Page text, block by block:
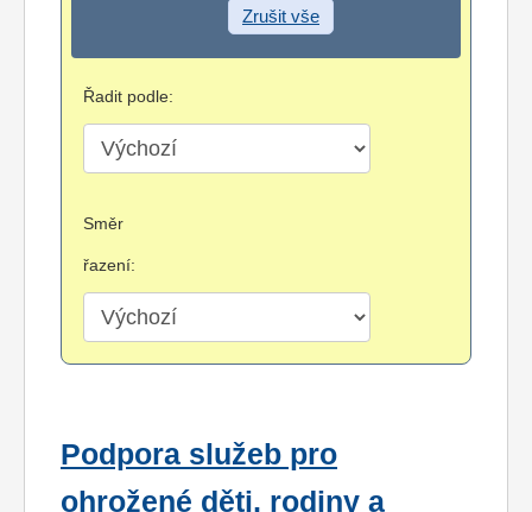
Zrušit vše
Řadit podle:
Směr
řazení:
Podpora služeb pro
ohrožené děti, rodiny a